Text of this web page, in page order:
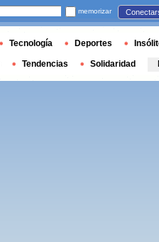
memorizar
Tecnología Deportes
Tendencias Solidaridad